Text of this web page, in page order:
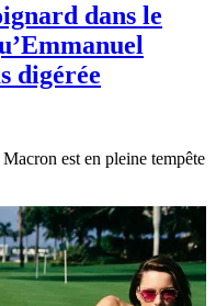
dans le
digérée
est en pleine tempête